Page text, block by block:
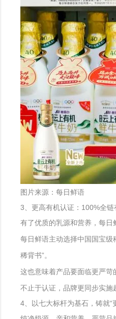
图片来源：每日鲜语
3、更高有机认证：100%全
有了优质的乳源和营养，每
每日鲜语主动选择中国国宝
稀背书”。
这也意味着产品要面临更严
不止于认证，品牌更同步实施
4、以七大标杆为基石，铸就“